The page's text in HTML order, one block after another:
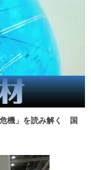
危機」を読み解く 国